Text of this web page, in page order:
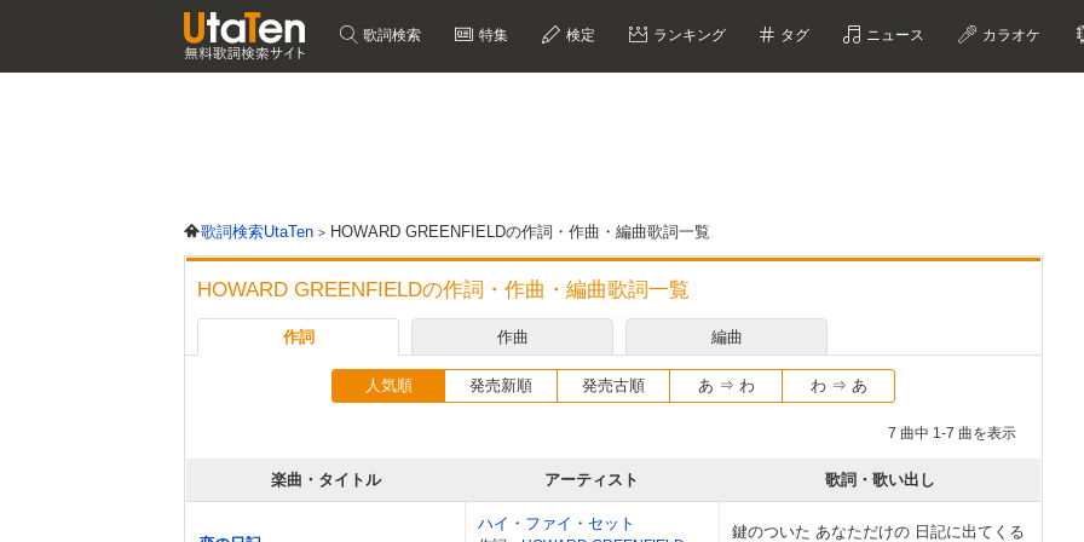
歌詞検索 特集 検定 ランキング タグ ニュース カラオケ
歌詞検索UtaTen HOWARD GREENFIELDの作詞・作曲・編曲歌詞一覧
HOWARD GREENFIELDの作詞・作曲・編曲歌詞一覧
作詞 作曲 編曲
人気順 発売新順 発売古順 あ ⇒ わ わ ⇒ あ
7 曲中 1-7 曲を表示
楽曲・タイトル アーティスト 歌詞・歌い出し
ハイ・ファイ・セット
鍵のついた あなただけの 日記に出てくる